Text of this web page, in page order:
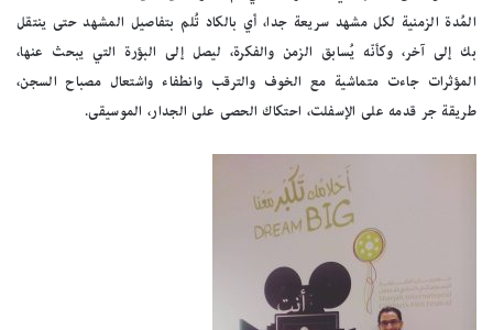
المُدة الزمنية لكل مشهد سريعة جدا، أي بالكاد تُلم بتفاصيل المشهد حتى ينتقل
بك إلى آخر، وكأنّه يُسابق الزمن والفكرة، ليصل إلى البؤرة التي يبحث عنها،
المؤثرات جاءت متماشية مع الخوف والترقب وانطفاء واشتعال مصباح السجن،
طريقة جر قدمه على الإسفلت، احتكاك الحصى على الجدار، الموسيقى.